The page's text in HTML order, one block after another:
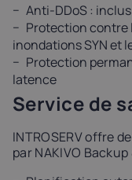
Anti-DDoS :
Protection contre
inondations SYN et
Protection
latence
Service de
INTROSERV offre
par NAKIVO